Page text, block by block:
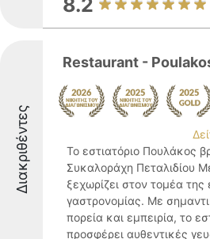
8.2
Διακριθέντες
Restaurant -
Το εστιατόριο Πουλάκος
Συκαλοράχη Πεταλιδίου
ξεχωρίζει στον τομέα της
γαστρονομίας. Με
πορεία και εμπειρία, το
προσφέρει αυθεντικές